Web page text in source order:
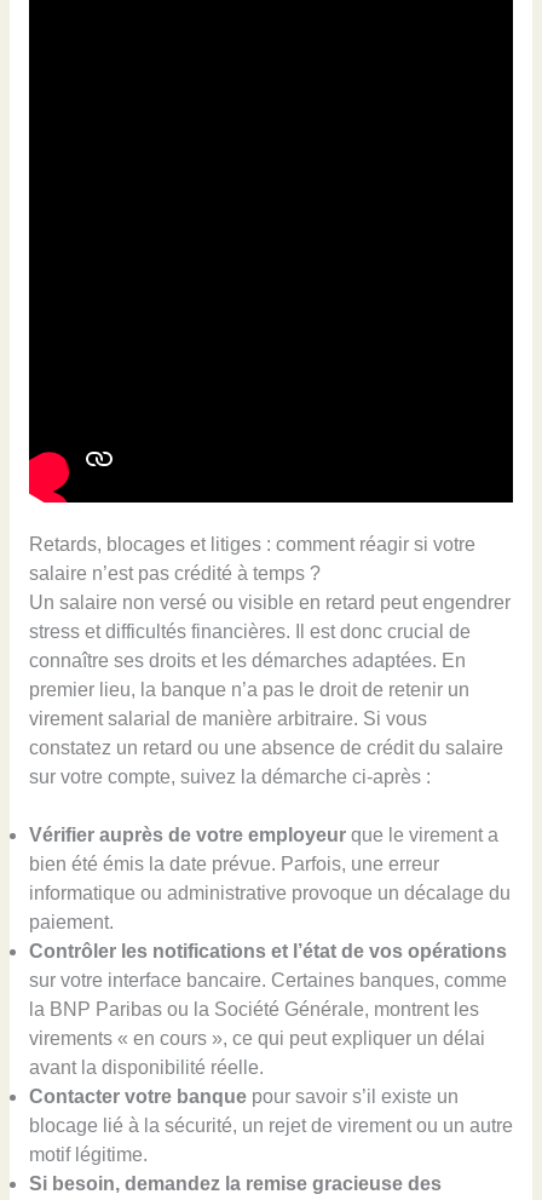
Retards, blocages et litiges : comment réagir si votre
salaire n’est pas crédité à temps ?
Un salaire non versé ou visible en retard peut engendrer
stress et difficultés financières. Il est donc crucial de
connaître ses droits et les démarches adaptées. En
premier lieu, la banque n’a pas le droit de retenir un
virement salarial de manière arbitraire. Si vous
constatez un retard ou une absence de crédit du salaire
sur votre compte, suivez la démarche ci-après :
Vérifier auprès de votre employeurque le virement a
bien été émis la date prévue. Parfois, une erreur
informatique ou administrative provoque un décalage du
paiement.
Contrôler les notifications et l’état de vos opérations
sur votre interface bancaire. Certaines banques, comme
la BNP Paribas ou la Société Générale, montrent les
virements « en cours », ce qui peut expliquer un délai
avant la disponibilité réelle.
Contacter votre banquepour savoir s’il existe un
blocage lié à la sécurité, un rejet de virement ou un autre
motif légitime.
Si besoin, demandez la remise gracieuse des